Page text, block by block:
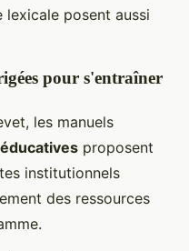
posent aussi
pour s'entraîner
les manuels
proposent
institutionnels
des ressources